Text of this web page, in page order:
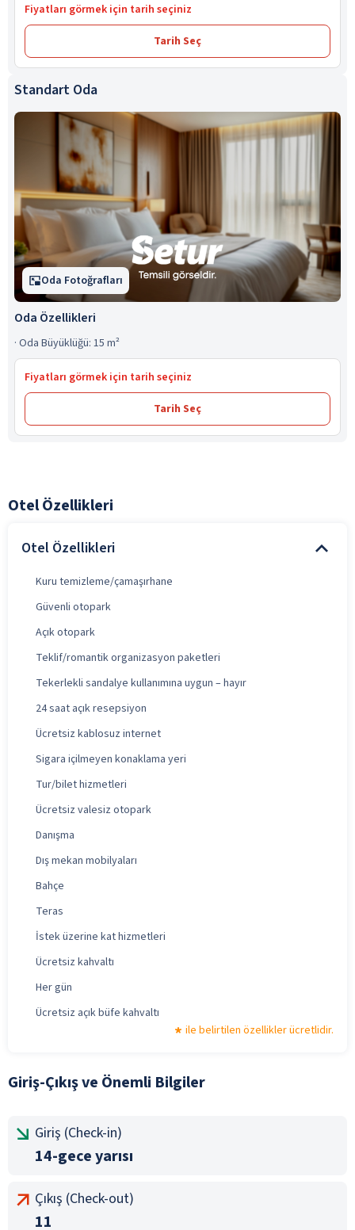
Fiyatları görmek için tarih seçiniz
Tarih Seç
Standart Oda
Oda Fotoğrafları
Oda Özellikleri
· Oda Büyüklüğü: 15 m²
Fiyatları görmek için tarih seçiniz
Tarih Seç
Otel Özellikleri
Otel Özellikleri
Kuru temizleme/çamaşırhane
Güvenli otopark
Açık otopark
Teklif/romantik organizasyon paketleri
Tekerlekli sandalye kullanımına uygun – hayır
24 saat açık resepsiyon
Ücretsiz kablosuz internet
Sigara içilmeyen konaklama yeri
Tur/bilet hizmetleri
Ücretsiz valesiz otopark
Danışma
Dış mekan mobilyaları
Bahçe
Teras
İstek üzerine kat hizmetleri
Ücretsiz kahvaltı
Her gün
Ücretsiz açık büfe kahvaltı
ile belirtilen özellikler ücretlidir.
Giriş-Çıkış ve Önemli Bilgiler
Giriş (Check-in)
14-gece yarısı
Çıkış (Check-out)
11